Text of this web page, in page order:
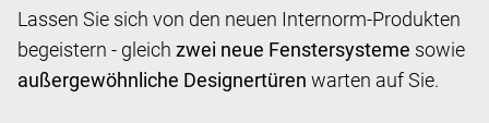
Lassen Sie sich von den neuen Internorm-Produkten
begeistern - gleich zwei neue Fenstersysteme sowie
außergewöhnliche Designertüren warten auf Sie.